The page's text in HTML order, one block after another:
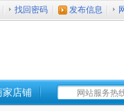
找回密码 发布信息
家店铺 网站服务热